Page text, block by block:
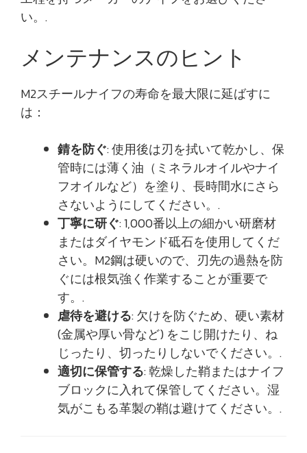
い。.
メンテナンスのヒント
M2スチールナイフの寿命を最大限に延ばすに
は：
錆を防ぐ: 使用後は刃を拭いて乾かし、保
管時には薄く油（ミネラルオイルやナイ
フオイルなど）を塗り、長時間水にさら
さないようにしてください。.
丁寧に研ぐ: 1,000番以上の細かい研磨材
またはダイヤモンド砥石を使用してくだ
さい。M2鋼は硬いので、刃先の過熱を防
ぐには根気強く作業することが重要で
す。.
虐待を避ける: 欠けを防ぐため、硬い素材
(金属や厚い骨など) をこじ開けたり、ね
じったり、切ったりしないでください。.
適切に保管する: 乾燥した鞘またはナイフ
ブロックに入れて保管してください。湿
気がこもる革製の鞘は避けてください。.